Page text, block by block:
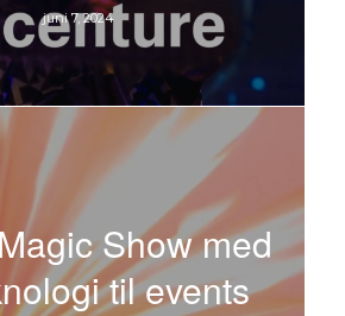
juni 7, 2024
Show med
til events